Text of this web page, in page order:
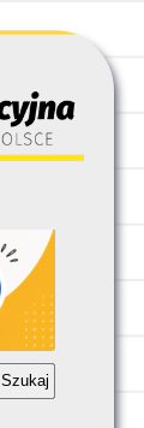
Szukaj